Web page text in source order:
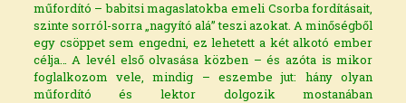
műfordító – babitsi magaslatokba emeli Csorba fordításait,
szinte sorról-sorra „nagyító alá” teszi azokat. A minőségből
egy csöppet sem engedni, ez lehetett a két alkotó ember
célja… A levél első olvasása közben – és azóta is mikor
foglalkozom vele, mindig – eszembe jut: hány olyan
műfordító és lektor dolgozik mostanában